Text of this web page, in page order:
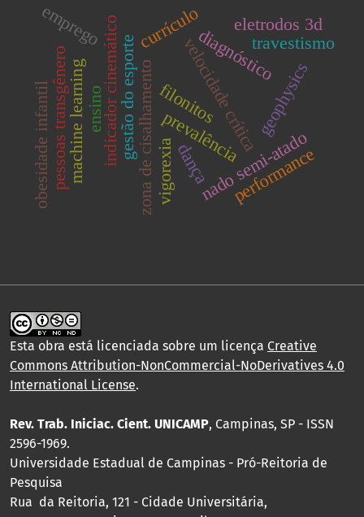
zona de cisalhamento
indicador cinemático filonitos
dança
ensino
nado semi-atado
velocidade crítica
performance
diagnóstico
gestão do esporte
machine learning geophysics
pessoas transgênero
travestismo
currículo
prevalência
obesidade infantil
eletrodos 3d
emprego
vigorexia
Esta obra está licenciada sobre um licença Creative
Commons Attribution-NonCommercial-NoDerivatives 4.0
International License.
Rev. Trab. Iniciac. Cient. UNICAMP, Campinas, SP - ISSN
2596-1969.
Universidade Estadual de Campinas - Pró-Reitoria de
Pesquisa
Rua da Reitoria, 121 - Cidade Universitária,